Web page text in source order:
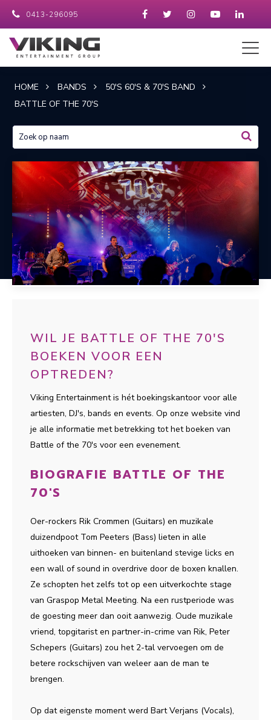
0413-296095
HOME BANDS
50'S 60'S & 70'S BAND
BATTLE OF THE 70'S
WIL JE BATTLE OF THE 70'S
BOEKEN VOOR EEN
OPTREDEN?
Viking Entertainment is hét boekingskantoor voor alle
artiesten, DJ's, bands en events. Op onze website vind
je alle informatie met betrekking tot het boeken van
Battle of the 70's voor een evenement.
BIOGRAFIE BATTLE OF THE
70'S
Oer-rockers Rik Crommen (Guitars) en muzikale
duizendpoot Tom Peeters (Bass) lieten in alle
uithoeken van binnen- en buitenland stevige licks en
een wall of sound in overdrive door de boxen knallen.
Ze schopten het zelfs tot op een uitverkochte stage
van Graspop Metal Meeting. Na een rustperiode was
de goesting meer dan ooit aanwezig. Oude muzikale
vriend, topgitarist en partner-in-crime van Rik, Peter
Schepers (Guitars) zou het 2-tal vervoegen om de
betere rockschijven van weleer aan de man te
brengen.
Op dat eigenste moment werd Bart Verjans (Vocals),